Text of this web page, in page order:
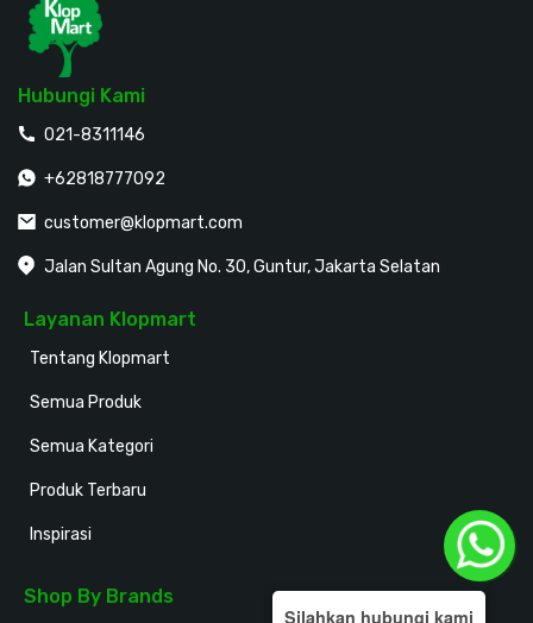
Hubungi Kami
021-8311146
+62818777092
customer@klopmart.com
Jalan Sultan Agung No. 30, Guntur, Jakarta Selatan
Layanan Klopmart
Tentang Klopmart
Semua Produk
Semua Kategori
Produk Terbaru
Inspirasi
Shop By Brands
Silahkan hubungi kami